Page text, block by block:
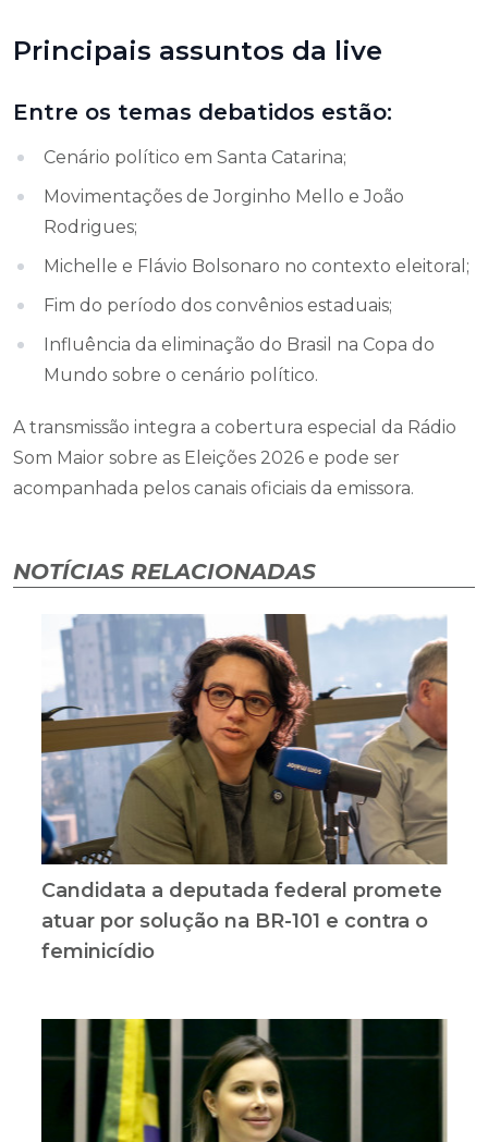
Principais assuntos da live
Entre os temas debatidos estão:
Cenário político em Santa Catarina;
Movimentações de Jorginho Mello e João
Rodrigues;
Michelle e Flávio Bolsonaro no contexto eleitoral;
Fim do período dos convênios estaduais;
Influência da eliminação do Brasil na Copa do
Mundo sobre o cenário político.
A transmissão integra a cobertura especial da Rádio
Som Maior sobre as Eleições 2026 e pode ser
acompanhada pelos canais oficiais da emissora.
NOTÍCIAS RELACIONADAS
Candidata a deputada federal promete
atuar por solução na BR-101 e contra o
feminicídio